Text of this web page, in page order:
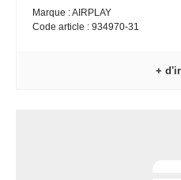
Marque : AIRPLAY
Code article : 934970-31
+